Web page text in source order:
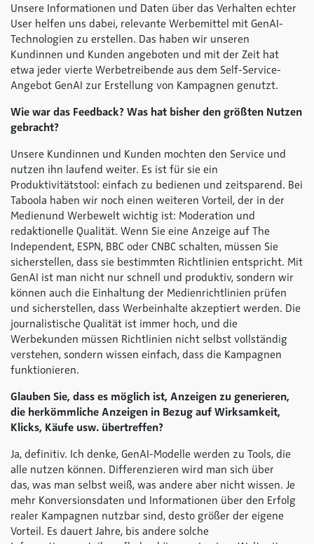
Unsere Informationen und Daten über das Verhalten echter
User helfen uns dabei, relevante Werbemittel mit GenAI-
Technologien zu erstellen. Das haben wir unseren
Kundinnen und Kunden angeboten und mit der Zeit hat
etwa jeder vierte Werbetreibende aus dem Self-Service-
Angebot GenAI zur Erstellung von Kampagnen genutzt.
Wie war das Feedback? Was hat bisher den größten Nutzen
gebracht?
Unsere Kundinnen und Kunden mochten den Service und
nutzen ihn laufend weiter. Es ist für sie ein
Produktivitätstool: einfach zu bedienen und zeitsparend. Bei
Taboola haben wir noch einen weiteren Vorteil, der in der
Medienund Werbewelt wichtig ist: Moderation und
redaktionelle Qualität. Wenn Sie eine Anzeige auf The
Independent, ESPN, BBC oder CNBC schalten, müssen Sie
sicherstellen, dass sie bestimmten Richtlinien entspricht. Mit
GenAI ist man nicht nur schnell und produktiv, sondern wir
können auch die Einhaltung der Medienrichtlinien prüfen
und sicherstellen, dass Werbeinhalte akzeptiert werden. Die
journalistische Qualität ist immer hoch, und die
Werbekunden müssen Richtlinien nicht selbst vollständig
verstehen, sondern wissen einfach, dass die Kampagnen
funktionieren.
Glauben Sie, dass es möglich ist, Anzeigen zu generieren,
die herkömmliche Anzeigen in Bezug auf Wirksamkeit,
Klicks, Käufe usw. übertreffen?
Ja, definitiv. Ich denke, GenAI-Modelle werden zu Tools, die
alle nutzen können. Differenzieren wird man sich über
das, was man selbst weiß, was andere aber nicht wissen. Je
mehr Konversionsdaten und Informationen über den Erfolg
realer Kampagnen nutzbar sind, desto größer der eigene
Vorteil. Es dauert Jahre, bis andere solche